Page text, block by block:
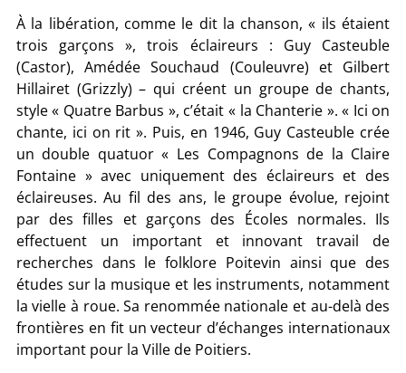
À la libération, comme le dit la chanson, « ils étaient
trois garçons », trois éclaireurs : Guy Casteuble
(Castor), Amédée Souchaud (Couleuvre) et Gilbert
Hillairet (Grizzly) – qui créent un groupe de chants,
style « Quatre Barbus », c’était « la Chanterie ». « Ici on
chante, ici on rit ». Puis, en 1946, Guy Casteuble crée
un double quatuor « Les Compagnons de la Claire
Fontaine » avec uniquement des éclaireurs et des
éclaireuses. Au fil des ans, le groupe évolue, rejoint
par des filles et garçons des Écoles normales. Ils
effectuent un important et innovant travail de
recherches dans le folklore Poitevin ainsi que des
études sur la musique et les instruments, notamment
la vielle à roue. Sa renommée nationale et au-delà des
frontières en fit un vecteur d’échanges internationaux
important pour la Ville de Poitiers.